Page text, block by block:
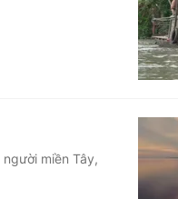
miền Tây,